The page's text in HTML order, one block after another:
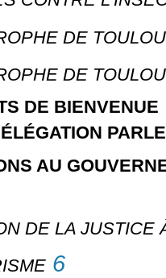
DE
DE
DE BIENVENUE
AU
DE LA JUSTICE
6